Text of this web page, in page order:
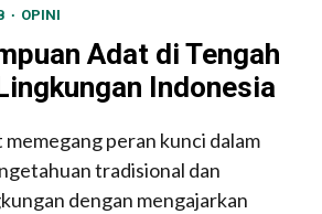
OPINI
Adat di Tengah
Indonesia
memegang peran kunci dalam
tradisional dan
dengan mengajarkan